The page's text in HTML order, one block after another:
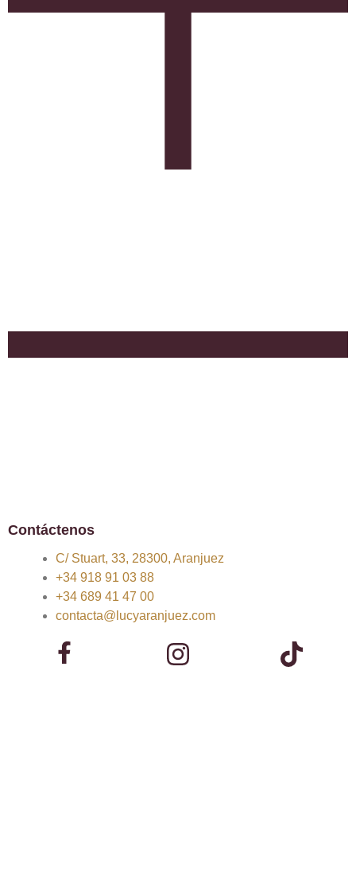
Contáctenos
C/ Stuart, 33, 28300, Aranjuez
+34 918 91 03 88
+34 689 41 47 00
contacta@lucyaranjuez.com